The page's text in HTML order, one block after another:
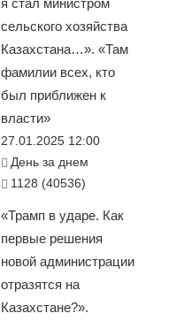
сельского хозяйства
Казахстана…». «Там
фамилии всех, кто
был приближен к
власти»
27.01.2025 12:00
День за днем
1128 (40536)
«Трамп в ударе. Как
первые решения
новой администрации
отразятся на
Казахстане?».